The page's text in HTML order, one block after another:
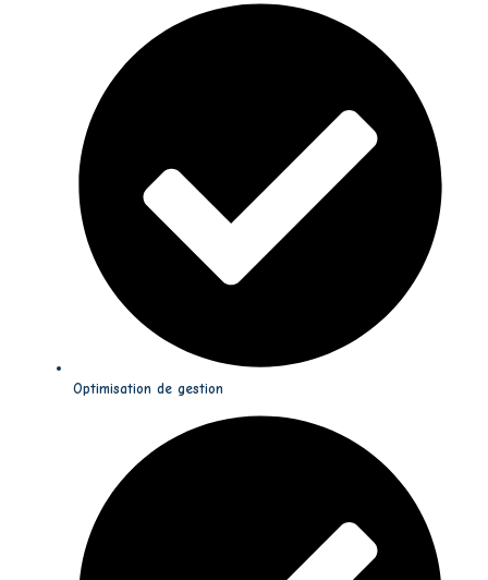
Optimisation de gestion